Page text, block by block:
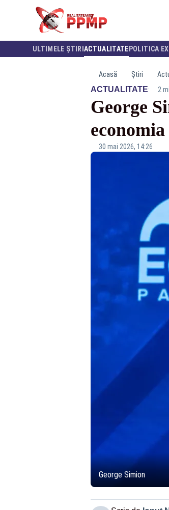
ULTIMELE ȘTIRI ACTUALITATE POLITICA
Acasă Știri
ACTUALITATE· 2
George
30 mai 2026, 14:26
George Simion